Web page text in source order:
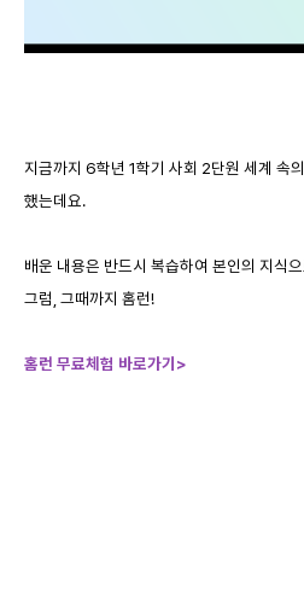
지금까지 6학년 1학기 사회 2단원 세계 속
했는데요.
배운 내용은 반드시 복습하여 본인의 지식
그럼, 그때까지 홈런!
홈런 무료체험 바로가기>